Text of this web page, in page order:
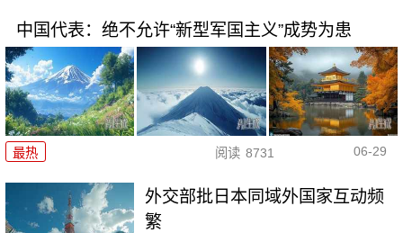
中国代表：绝不允许“新型军国主义”成势为患
最热 阅读 8731 06-29
外交部批日本同域外国家互动频
繁